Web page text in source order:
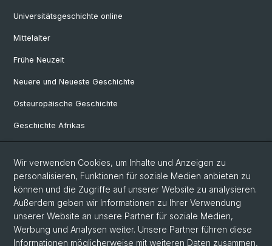
Universitätsgeschichte online
Mittelalter
Frühe Neuzeit
Neuere und Neueste Geschichte
Osteuropäische Geschichte
Geschichte Afrikas
Social Media
Linkedin
Bluesky
Wir verwenden Cookies, um Inhalte und Anzeigen zu
personalisieren, Funktionen für soziale Medien anbieten zu
können und die Zugriffe auf unserer Website zu analysieren.
Außerdem geben wir Informationen zu Ihrer Verwendung
unserer Website an unsere Partner für soziale Medien,
Werbung und Analysen weiter. Unsere Partner führen diese
Informationen möglicherweise mit weiteren Daten zusammen,